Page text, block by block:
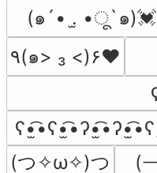
(๑´• .̫ •ू`๑)💓
٩(๑> ₃ <)۶♥
(つ✧ω✧)つ
(